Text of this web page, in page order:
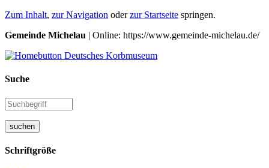
Zum Inhalt, zur Navigation oderzur Startseite springen.
Gemeinde Michelau | Online: https://www.gemeinde-michelau.de/
Suche
suchen
Schriftgröße